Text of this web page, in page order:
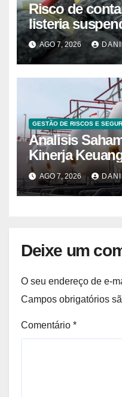
Risco de
listeria
mirtilos em
do Norte – Mix
AGO 7, 2026
GESTÃO DE RISCOS E
Analisis
Kinerja
Semester I
AGO 7, 2026
Deixe um
O seu endereço de e-
Campos obrigatórios
Comentário *